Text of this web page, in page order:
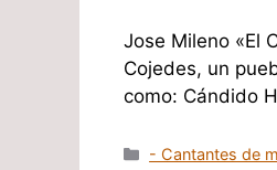
Jose Mileno «El
Cojedes, un
como: Cándido
Categorías
- Cantantes de